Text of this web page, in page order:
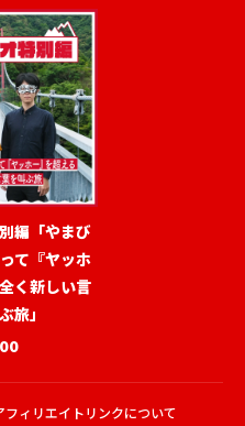
編「やまび
て『ヤッホ
く新しい言
旅」
フィリエイトリンクについて